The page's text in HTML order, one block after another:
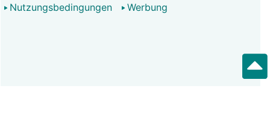
Nutzungsbedingungen
Werbung